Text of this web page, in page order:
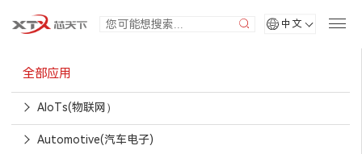
中文
全部应用
AIoTs(物联网）
Automotive(汽车电子)